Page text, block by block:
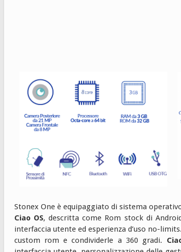
Stonex One è equipaggiato di sistema
Ciao OS, descritta come Rom stock di
interfaccia utente ed esperienza d’uso no-
custom rom e condividerle a 360 gradi.